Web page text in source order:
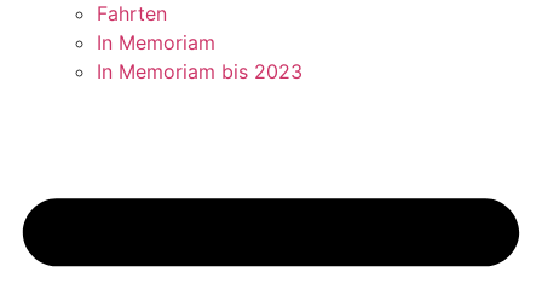
Fahrten
In Memoriam
In Memoriam bis 2023